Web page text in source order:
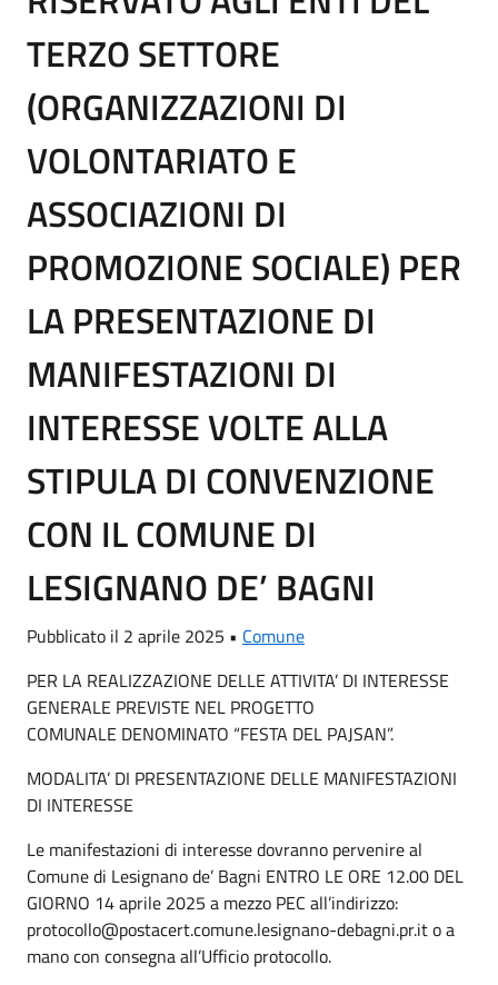
TERZO SETTORE
(ORGANIZZAZIONI DI
VOLONTARIATO E
ASSOCIAZIONI DI
PROMOZIONE SOCIALE) PER
LA PRESENTAZIONE DI
MANIFESTAZIONI DI
INTERESSE VOLTE ALLA
STIPULA DI CONVENZIONE
CON IL COMUNE DI
LESIGNANO DE’ BAGNI
Pubblicato il 2 aprile 2025 • Comune
PER LA REALIZZAZIONE DELLE ATTIVITA’ DI INTERESSE
GENERALE PREVISTE NEL PROGETTO
COMUNALE DENOMINATO “FESTA DEL PAJSAN”.
MODALITA’ DI PRESENTAZIONE DELLE MANIFESTAZIONI
DI INTERESSE
Le manifestazioni di interesse dovranno pervenire al
Comune di Lesignano de’ Bagni ENTRO LE ORE 12.00 DEL
GIORNO 14 aprile 2025 a mezzo PEC all’indirizzo:
protocollo@postacert.comune.lesignano-debagni.pr.it o a
mano con consegna all’Ufficio protocollo.